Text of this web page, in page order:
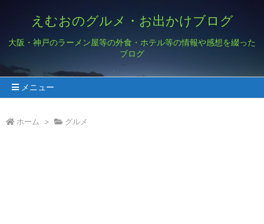
えむおのグルメ・お出かけブログ
大阪・神戸のラーメン屋等の外食・ホテル等の情報や感想を綴った
ブログ
メニュー
ホーム > グルメ